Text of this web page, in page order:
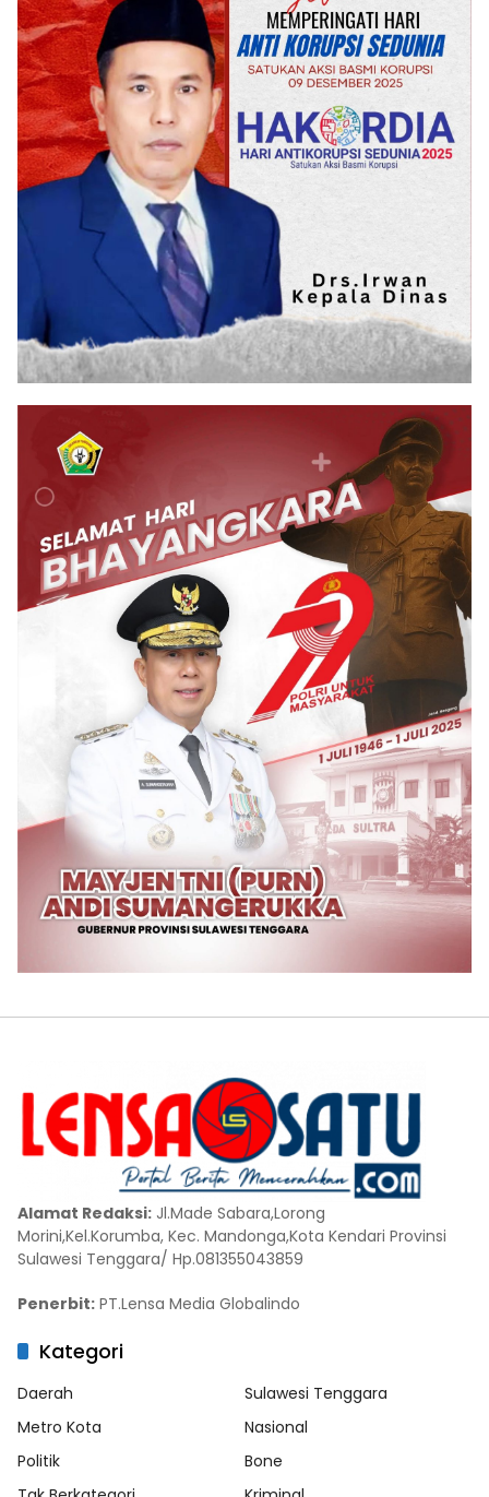
Alamat Redaksi: Jl.Made Sabara,Lorong
Morini,Kel.Korumba, Kec. Mandonga,Kota Kendari Provinsi
Sulawesi Tenggara/ Hp.081355043859
Penerbit: PT.Lensa Media Globalindo
Kategori
Daerah
Sulawesi Tenggara
Metro Kota
Nasional
Politik
Bone